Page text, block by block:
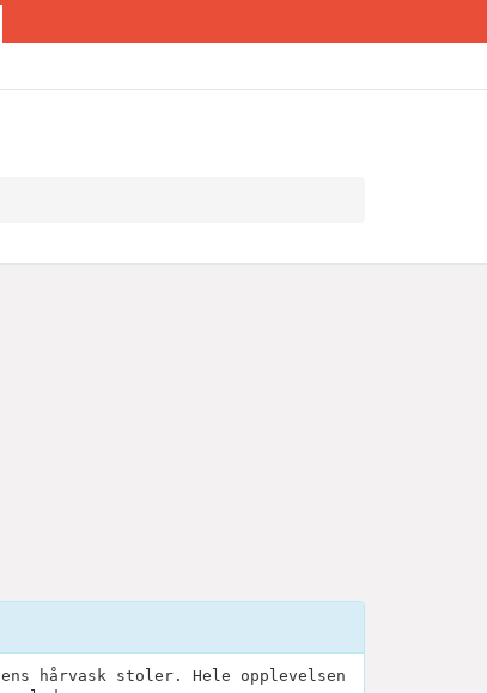
hårvask stoler. Hele opplevelsen